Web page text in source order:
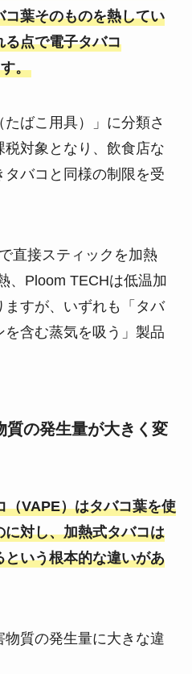
葉そのものを熱してい
る点で電子タバコ
。
ばこ用具）」に分類さ
対象となり、飲食店な
タバコと同様の制限を受
直接スティックを加熱
、Ploom TECHは低温加
すが、いずれも「タバ
含む蒸気を吸う」製品
質の発生量が大きく変
（VAPE）はタバコ葉を使
対し、加熱式タバコは
いう根本的な違いがあ
質の発生量に大きな違